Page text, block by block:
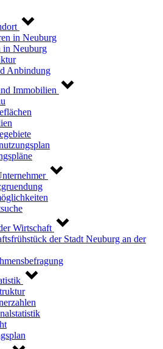
in Neuburg
in Neuburg
Anbindung
Immobilien
Wirtschaft
der Stadt Neuburg an der